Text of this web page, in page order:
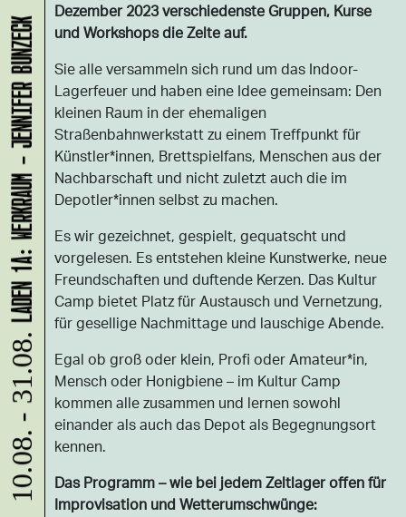
Dezember 2023 verschiedenste Gruppen, Kurse
und Workshops die Zelte auf.
Sie alle versammeln sich rund um das Indoor-
Lagerfeuer und haben eine Idee gemeinsam: Den
kleinen Raum in der ehemaligen
Straßenbahnwerkstatt zu einem Treffpunkt für
Künstler*innen, Brettspielfans, Menschen aus der
Nachbarschaft und nicht zuletzt auch die im
Depotler*innen selbst zu machen.
Es wir gezeichnet, gespielt, gequatscht und
vorgelesen. Es entstehen kleine Kunstwerke, neue
Freundschaften und duftende Kerzen. Das Kultur
Camp bietet Platz für Austausch und Vernetzung,
für gesellige Nachmittage und lauschige Abende.
Egal ob groß oder klein, Profi oder Amateur*in,
Mensch oder Honigbiene – im Kultur Camp
kommen alle zusammen und lernen sowohl
einander als auch das Depot als Begegnungsort
kennen.
Das Programm – wie bei jedem Zeltlager offen für
Improvisation und Wetterumschwünge:
10.08. - 31.08.
LADEN 1A: WERKRAUM - JENNIFER BUNZECK